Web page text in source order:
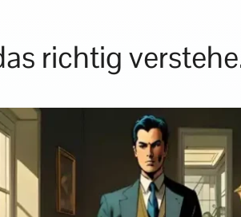
richtig